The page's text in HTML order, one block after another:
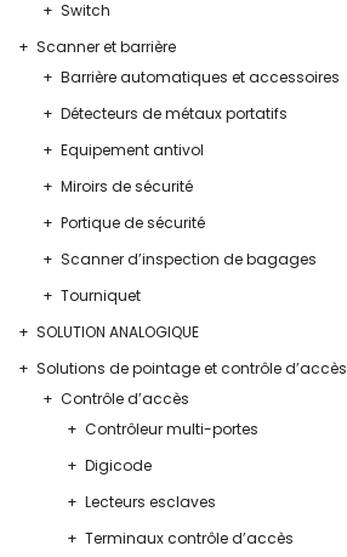
Switch
Scanner et barrière
Barrière automatiques et accessoires
Détecteurs de métaux portatifs
Equipement antivol
Miroirs de sécurité
Portique de sécurité
Scanner d’inspection de bagages
Tourniquet
SOLUTION ANALOGIQUE
Solutions de pointage et contrôle d’accès
Contrôle d’accès
Contrôleur multi-portes
Digicode
Lecteurs esclaves
Terminaux contrôle d’accès